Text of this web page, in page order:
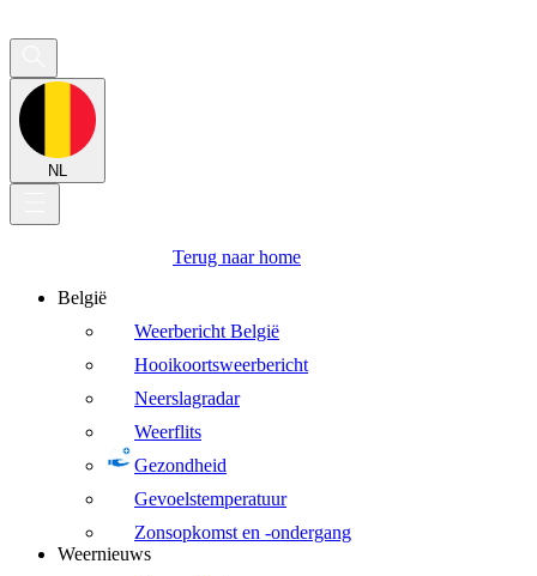
NL
Terug naar home
België
Weerbericht België
Hooikoortsweerbericht
Neerslagradar
Weerflits
Gezondheid
Gevoelstemperatuur
Zonsopkomst en -ondergang
Weernieuws